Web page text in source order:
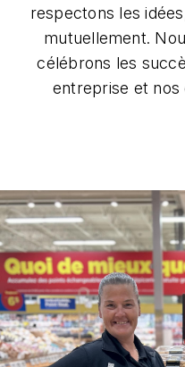
respectons les
mutuellement.
célébrons les
entreprise et nos